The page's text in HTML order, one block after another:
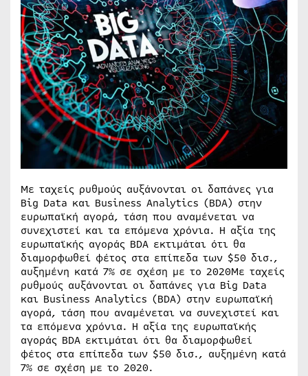
Με ταχείς ρυθμούς αυξάνονται οι δαπάνες για
Big Data και Business Analytics (BDA) στην
ευρωπαϊκή αγορά, τάση που αναμένεται να
συνεχιστεί και τα επόμενα χρόνια. Η αξία της
ευρωπαϊκής αγοράς BDA εκτιμάται ότι θα
διαμορφωθεί φέτος στα επίπεδα των $50 δισ.,
αυξημένη κατά 7% σε σχέση με το 2020Με ταχείς
ρυθμούς αυξάνονται οι δαπάνες για Big Data
και Business Analytics (BDA) στην ευρωπαϊκή
αγορά, τάση που αναμένεται να συνεχιστεί και
τα επόμενα χρόνια. Η αξία της ευρωπαϊκής
αγοράς BDA εκτιμάται ότι θα διαμορφωθεί
φέτος στα επίπεδα των $50 δισ., αυξημένη κατά
7% σε σχέση με το 2020.